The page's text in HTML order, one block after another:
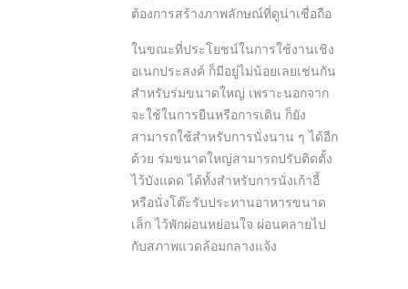
ต้องการสร้างภาพลักษณ์ที่ดูน่าเชื่อถือ
ในขณะที่ประโยชน์ในการใช้งานเชิง
อเนกประสงค์ ก็มีอยู่ไม่น้อยเลยเช่นกัน
สำหรับร่มขนาดใหญ่ เพราะนอกจาก
จะใช้ในการยืนหรือการเดิน ก็ยัง
สามารถใช้สำหรับการนั่งนาน ๆ ได้อีก
ด้วย ร่มขนาดใหญ่สามารถปรับติดตั้ง
ไว้บังแดด ได้ทั้งสำหรับการนั่งเก้าอี้
หรือนั่งโต๊ะรับประทานอาหารขนาด
เล็ก ไว้พักผ่อนหย่อนใจ ผ่อนคลายไป
กับสภาพแวดล้อมกลางแจ้ง